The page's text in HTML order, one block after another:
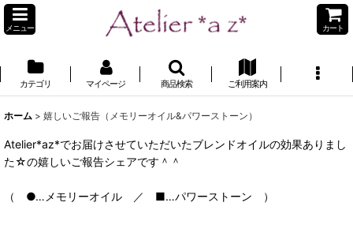
メニュー カート
カテゴリ マイページ 商品検索 ご利用案内
ホーム > 嬉しいご報告（メモリーオイル&パワーストーン）
Atelier*az*でお届けさせていただいたブレンドオイルの効果ありまし
た☆の嬉しいご報告シェアです＾＾
（ ●…メモリーオイル ／ ■…パワーストーン ）